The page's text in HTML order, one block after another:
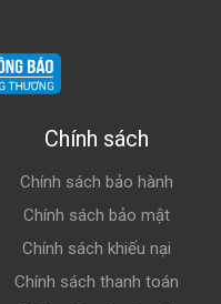
Chính sách
Chính sách bảo hành
Chính sách bảo mật
Chính sách khiếu nại
Chính sách thanh toán